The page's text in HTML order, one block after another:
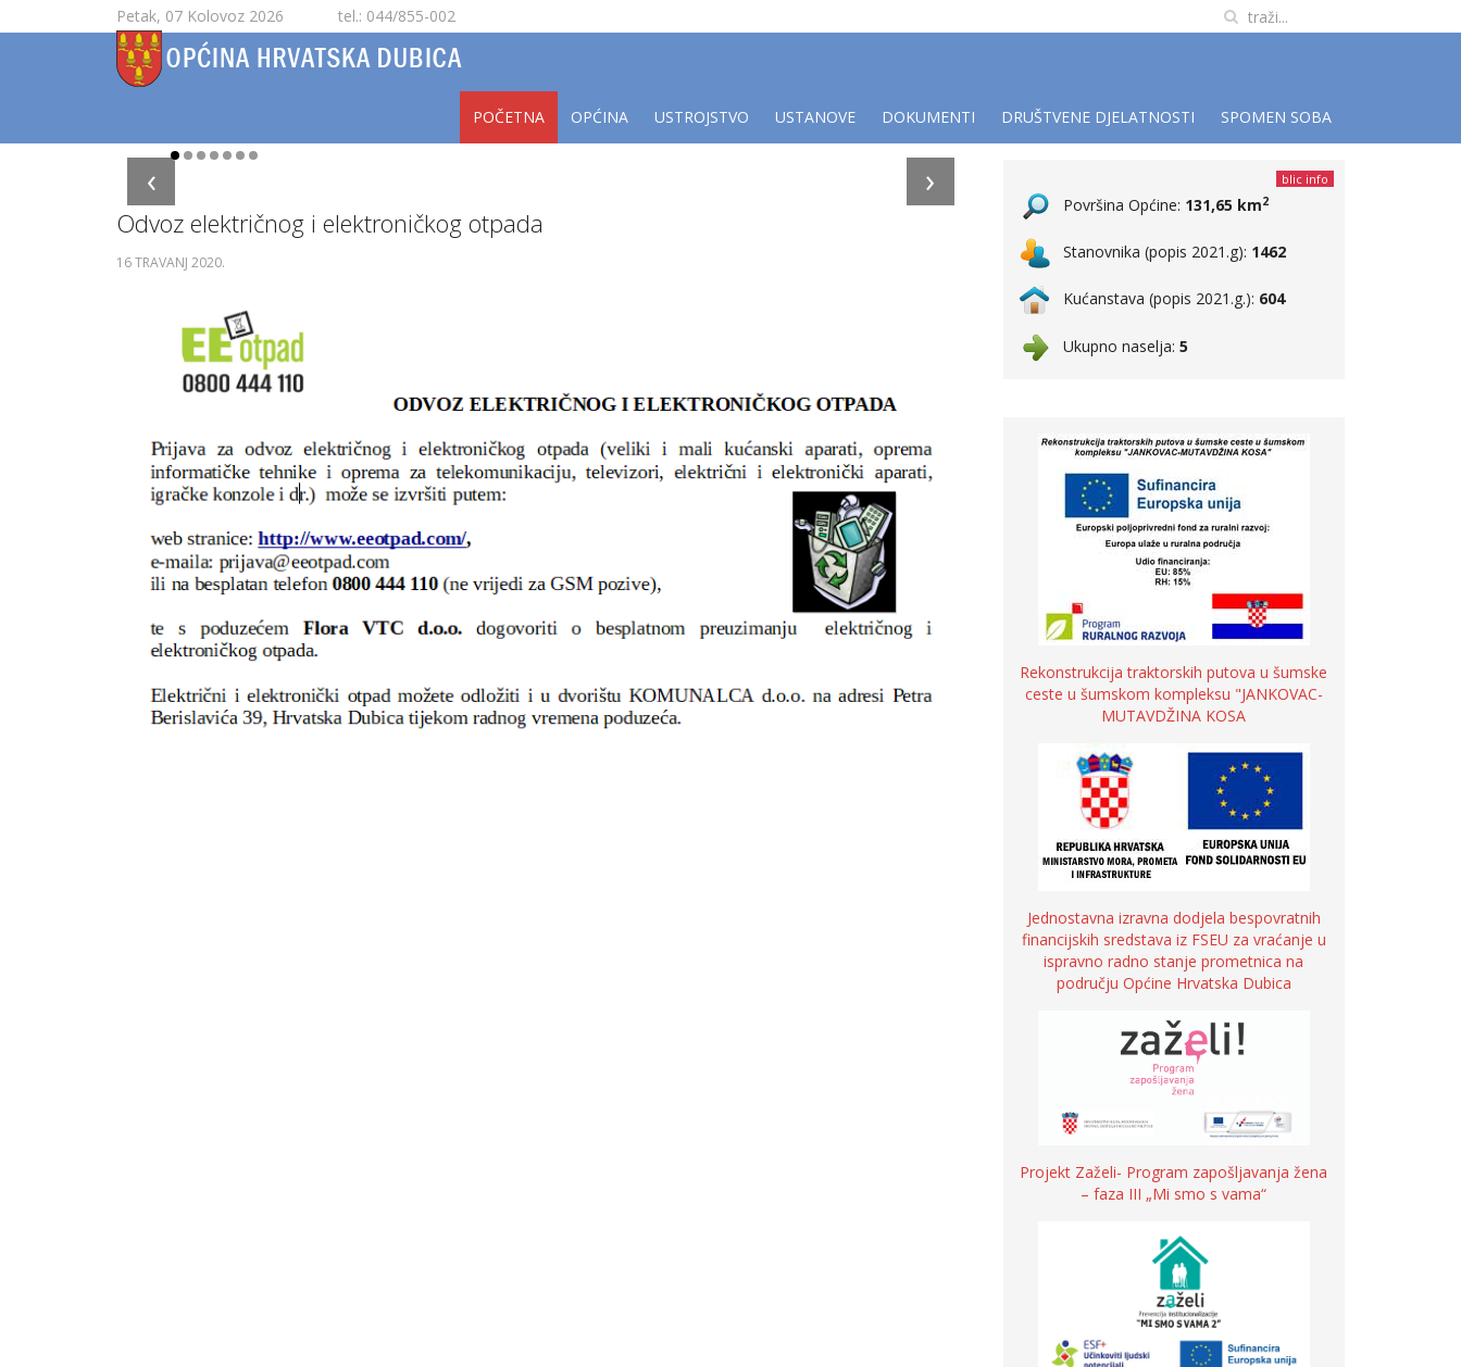
Petak, 07 Kolovoz 2026 tel.: 044/855-002
POČETNA OPĆINA USTROJSTVO USTANOVE DOKUMENTI DRUŠTVENE DJELATNOSTI SPOMEN SOBA
›
‹
Odvoz električnog i elektroničkog otpada
16 TRAVANJ 2020.
blic info
Površina Općine: 131,65 km2
Stanovnika (popis 2021.g): 1462
Kućanstava (popis 2021.g.): 604
Ukupno naselja: 5
Rekonstrukcija traktorskih putova u šumske
ceste u šumskom kompleksu "JANKOVAC-
MUTAVDŽINA KOSA
Jednostavna izravna dodjela bespovratnih
financijskih sredstava iz FSEU za vraćanje u
ispravno radno stanje prometnica na
području Općine Hrvatska Dubica
Projekt Zaželi- Program zapošljavanja žena
– faza III „Mi smo s vama“